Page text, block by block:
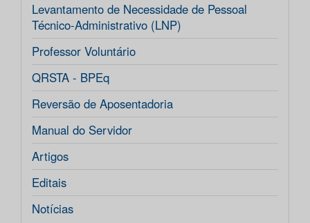
Levantamento de Necessidade de Pessoal
Técnico-Administrativo (LNP)
Professor Voluntário
QRSTA - BPEq
Reversão de Aposentadoria
Manual do Servidor
Artigos
Editais
Notícias